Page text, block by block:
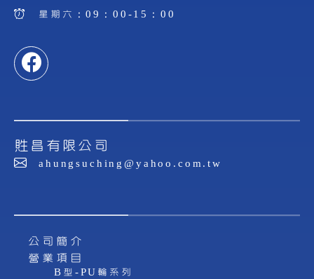
星期六：09：00-15：00
貹昌有限公司
ahungsuching@yahoo.com.tw
公司簡介
營業項目
B型-PU輪系列